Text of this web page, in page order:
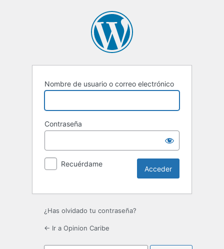
Nombre de usuario o correo electrónico
Contraseña
Recuérdame
¿Has olvidado tu contraseña?
← Ir a Opinion Caribe